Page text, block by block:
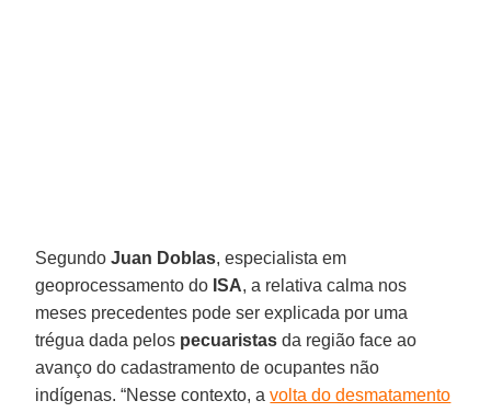
SegundoJuan Doblas, especialista em
geoprocessamento do ISA, a relativa calma nos
meses precedentes pode ser explicada por uma
trégua dada pelos pecuaristas da região face ao
avanço do cadastramento de ocupantes não
indígenas. “Nesse contexto, avolta do desmatamento